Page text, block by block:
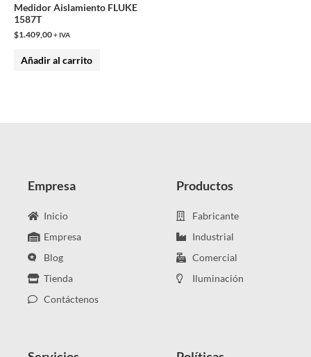
Medidor Aislamiento FLUKE
1587T
$1.409,00+ IVA
Añadir al carrito
Empresa
Inicio
Empresa
Blog
Tienda
Contáctenos
Productos
Fabricante
Industrial
Comercial
Iluminación